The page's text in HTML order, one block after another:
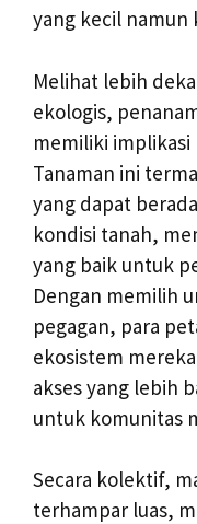
yang kecil namun
Melihat lebih
ekologis,
memiliki
Tanaman ini
yang dapat
kondisi tanah,
yang baik untuk
Dengan memilih
pegagan, para
ekosistem
akses yang lebih
untuk komunitas
Secara kolektif,
terhampar luas,